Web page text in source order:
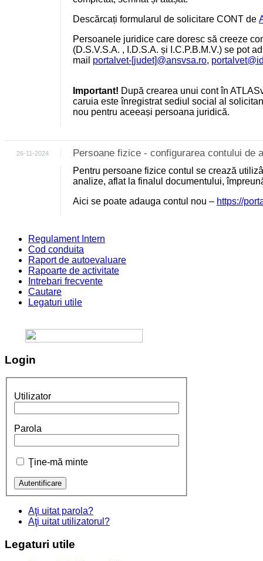
Descărcați formularul de solicitare CONT de
Persoanele juridice care doresc să creeze
(D.S.V.S.A. , I.D.S.A. și I.C.P.B.M.V.) se pot
mail portalvet-[judet]@ansvsa.ro,
Important! După crearea unui cont în
caruia este înregistrat sediul social al
nou pentru aceeași persoana juridică.
26-11-2024 Persoane fizice - configurarea contului de
Pentru persoane fizice contul se crează
analize, aflat la finalul documentului,
Aici se poate adauga contul nou – https://
Regulament Intern
Cod conduita
Raport de autoevaluare
Rapoarte de activitate
Intrebari frecvente
Cautare
Legaturi utile
Login
Utilizator
Parola
Ţine-mă minte
Aţi uitat parola?
Aţi uitat utilizatorul?
Legaturi utile